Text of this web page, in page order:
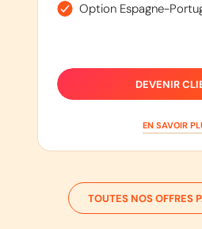
Option Espagne-
DEVENIR
EN SAVOIR
TOUTES NOS OFFRES